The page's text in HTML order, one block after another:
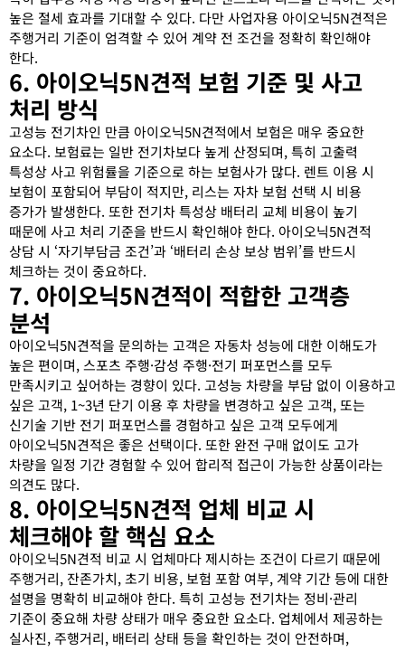
높은 절세 효과를 기대할 수 있다. 다만 사업자용 아이오닉5N견적은
주행거리 기준이 엄격할 수 있어 계약 전 조건을 정확히 확인해야
한다.
6. 아이오닉5N견적 보험 기준 및 사고
처리 방식
고성능 전기차인 만큼 아이오닉5N견적에서 보험은 매우 중요한
요소다. 보험료는 일반 전기차보다 높게 산정되며, 특히 고출력
특성상 사고 위험률을 기준으로 하는 보험사가 많다. 렌트 이용 시
보험이 포함되어 부담이 적지만, 리스는 자차 보험 선택 시 비용
증가가 발생한다. 또한 전기차 특성상 배터리 교체 비용이 높기
때문에 사고 처리 기준을 반드시 확인해야 한다. 아이오닉5N견적
상담 시 ‘자기부담금 조건’과 ‘배터리 손상 보상 범위’를 반드시
체크하는 것이 중요하다.
7. 아이오닉5N견적이 적합한 고객층
분석
아이오닉5N견적을 문의하는 고객은 자동차 성능에 대한 이해도가
높은 편이며, 스포츠 주행·감성 주행·전기 퍼포먼스를 모두
만족시키고 싶어하는 경향이 있다. 고성능 차량을 부담 없이 이용하고
싶은 고객, 1~3년 단기 이용 후 차량을 변경하고 싶은 고객, 또는
신기술 기반 전기 퍼포먼스를 경험하고 싶은 고객 모두에게
아이오닉5N견적은 좋은 선택이다. 또한 완전 구매 없이도 고가
차량을 일정 기간 경험할 수 있어 합리적 접근이 가능한 상품이라는
의견도 많다.
8. 아이오닉5N견적 업체 비교 시
체크해야 할 핵심 요소
아이오닉5N견적 비교 시 업체마다 제시하는 조건이 다르기 때문에
주행거리, 잔존가치, 초기 비용, 보험 포함 여부, 계약 기간 등에 대한
설명을 명확히 비교해야 한다. 특히 고성능 전기차는 정비·관리
기준이 중요해 차량 상태가 매우 중요한 요소다. 업체에서 제공하는
실사진, 주행거리, 배터리 상태 등을 확인하는 것이 안전하며,